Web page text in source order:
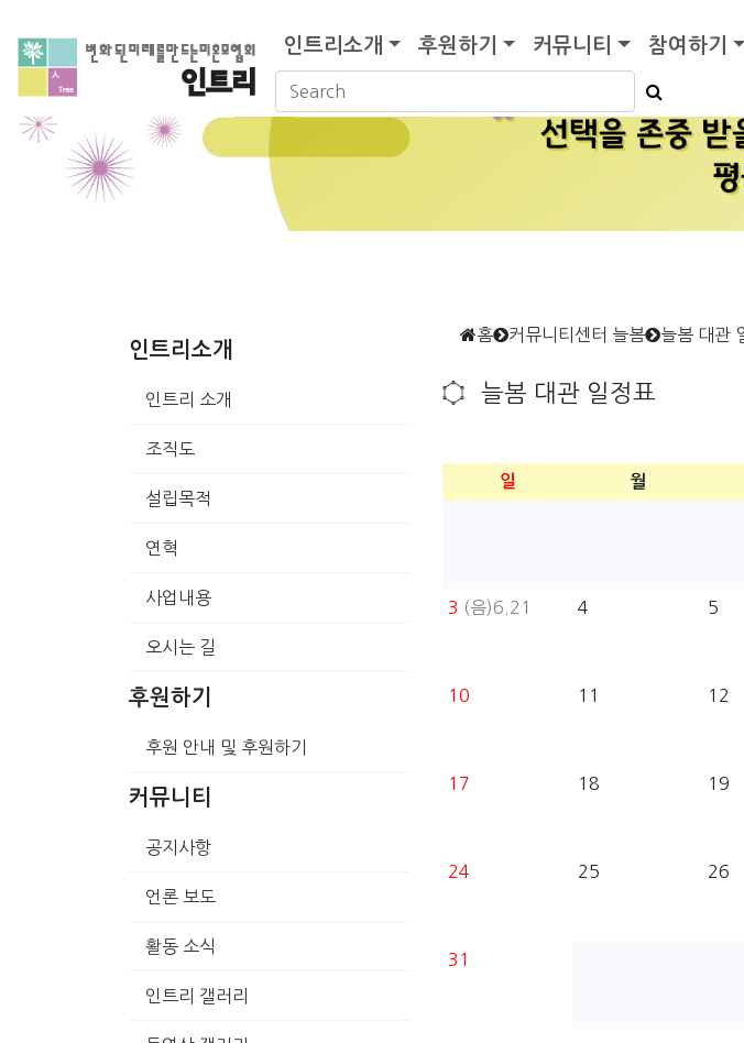
인트리소개 후원하기 커뮤니티 참여하기
인트리소개
인트리 소개
조직도
설립목적
연혁
사업내용
오시는 길
후원하기
후원 안내 및 후원하기
커뮤니티
공지사항
언론 보도
활동 소식
인트리 갤러리
홈 커뮤니티센터 늘봄 늘봄 대관
늘봄 대관 일정표
일 월
3 (음)6.21 4 5
10 11 12
17 18 19
24 25 26
31